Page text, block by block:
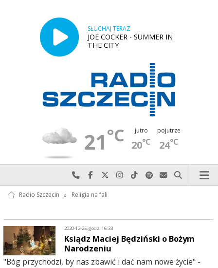
SŁUCHAJ TERAZ
JOE COCKER - SUMMER IN
THE CITY
21°C jutro
20°C
pojutrze
24°C
Najlepiej po prostu do nas zadzwoń
Odwiedź nas na Facebook-u
Odwiedź nas na X
Odwiedź nas na Instagram-ie
Odwiedź nas na TikTok-u
Szukaj nas na Spotify
Wyślij do nas
Szukaj
Radio Szczecin » Religia na fali
2020-12-25, godz. 16:33
Ksiądz Maciej Będziński o Bożym
Narodzeniu
"Bóg przychodzi, by nas zbawić i dać nam nowe życie" -